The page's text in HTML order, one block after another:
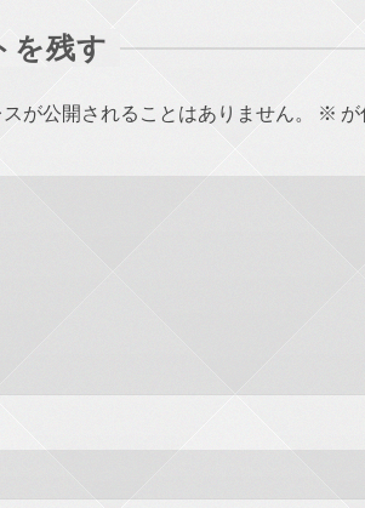
を残す
が公開されることはありません。 ※